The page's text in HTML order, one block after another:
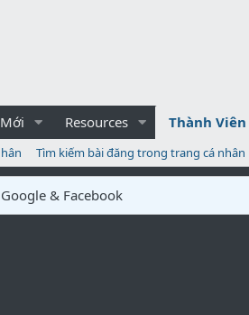
Resources Thành Viên
Tìm kiếm bài đăng trong trang cá nhân
& Facebook